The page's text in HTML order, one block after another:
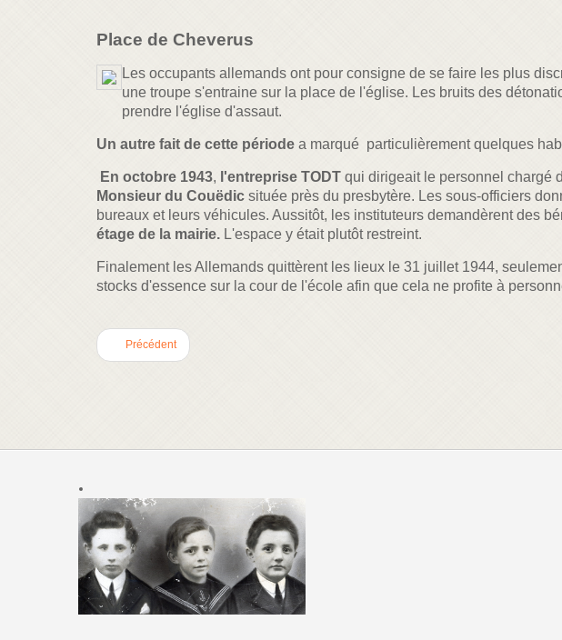
Place de Cheverus
Les occupants allemands ont pour consigne de se faire les plus
une troupe s'entraine sur la place de l'église. Les bruits des
prendre l'église d'assaut.
Un autre fait de cette période a marqué particulièrement quelques
En octobre 1943, l'entreprise TODT qui dirigeait le personnel chargé
Monsieur du Couëdic située près du presbytère. Les sous-officiers
bureaux et leurs véhicules. Aussitôt, les instituteurs demandèrent des
étage de la mairie. L'espace y était plutôt restreint.
Finalement les Allemands quittèrent les lieux le 31 juillet 1944,
stocks d'essence sur la cour de l'école afin que cela ne profite à
Précédent